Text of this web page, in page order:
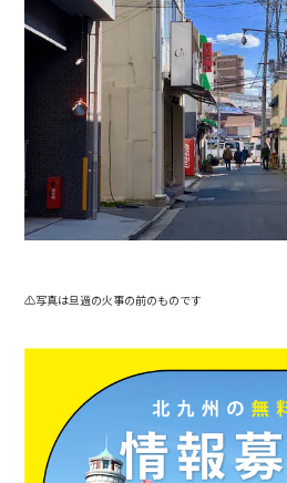
⚠︎写真は旦過の火事の前のものです